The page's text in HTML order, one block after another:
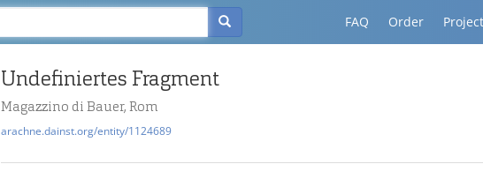
FAQ Order
Undefiniertes Fragment
Magazzino di Bauer, Rom
arachne.dainst.org/entity/1124689